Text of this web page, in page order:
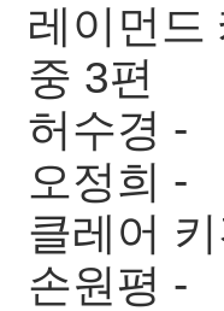
레이먼드
중 3편
허수경 -
오정희 -
클레어
손원평 -